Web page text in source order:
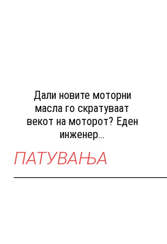
Дали новите моторни
масла го скратуваат
векот на моторот? Еден
инженер...
ПАТУВАЊА